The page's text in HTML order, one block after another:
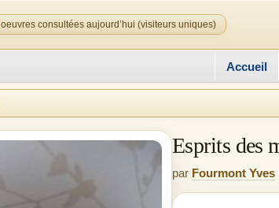
oeuvres consultées aujourd’hui (visiteurs uniques)
Accueil
Esprits des
par Fourmont Yves